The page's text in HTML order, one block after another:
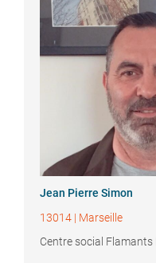
Jean Pierre Simon
13014 | Marseille
Centre social Flamants